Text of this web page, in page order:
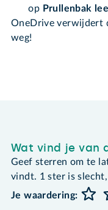
op Prullenbak
OneDrive verwijdert
weg!
Wat vind je van
Geef sterren om te
vindt. 1 ster is
Je waardering: